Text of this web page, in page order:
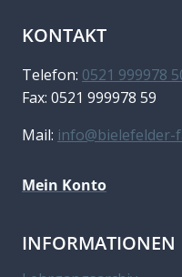
KONTAKT
Telefon: 0521 999978
Fax: 0521 999978 59
Mail: info@bielefelder-
Mein Konto
INFORMATIONEN